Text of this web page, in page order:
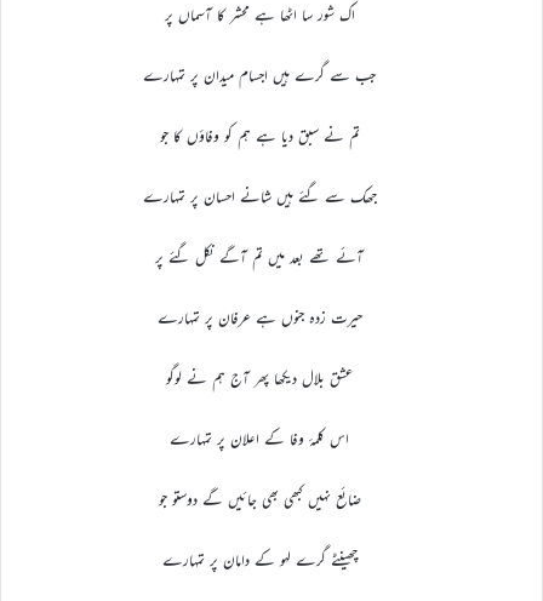
اک شور سا اٹھا ہے محشر کا آسماں پر
جب سے گرے ہیں اجسام میدان پر تمہارے
تم نے سبق دیا ہے ہم کو وفاؤں کا جو
جھک سے گئے ہیں شانے احسان پر تمہارے
آئے تھے بعد میں تم آگے نکل گئے پر
حیرت زدہ جنوں ہے عرفان پر تمہارے
عشق بلال دیکھا پھر آج ہم نے لوگو
اس کلمۂ وفا کے اعلان پر تمہارے
ضائع نہیں کبھی بھی جائیں گے دوستو جو
چھینٹے گرے لہو کے دامان پر تمہارے